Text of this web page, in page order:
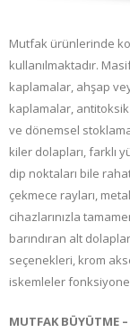
Mutfak ürünlerinde
kullanılmaktadır.
kaplamalar, ahşap
kaplamalar,
ve dönemsel
kiler dolapları, farklı
dip noktaları bile
çekmece rayları,
cihazlarınızla
barındıran alt
seçenekleri, krom
iskemleler
MUTFAK BÜYÜTME